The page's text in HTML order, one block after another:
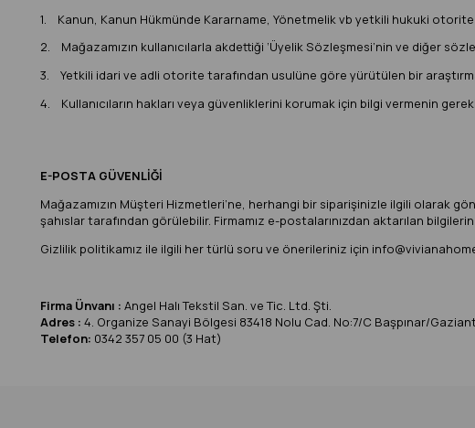
1. Kanun, Kanun Hükmünde Kararname, Yönetmelik vb yetkili hukuki
2. Mağazamızın kullanıcılarla akdettiği ‘Üyelik Sözleşmesi’nin ve diğer
3. Yetkili idari ve adli otorite tarafından usulüne göre yürütülen bir
4. Kullanıcıların hakları veya güvenliklerini korumak için bilgi vermenin
E-POSTA GÜVENLİĞİ
Mağazamızın Müşteri Hizmetleri’ne, herhangi bir siparişinizle ilgili olarak
şahıslar tarafından görülebilir. Firmamız e-postalarınızdan aktarılan
Gizlilik politikamız ile ilgili her türlü soru ve önerileriniz için
Firma Ünvanı : Angel Halı Tekstil San. ve Tic. Ltd. Şti.
Adres : 4. Organize Sanayi Bölgesi 83418 Nolu Cad. No:7/C Başpınar/
Telefon: 0342 357 05 00 (3 Hat)